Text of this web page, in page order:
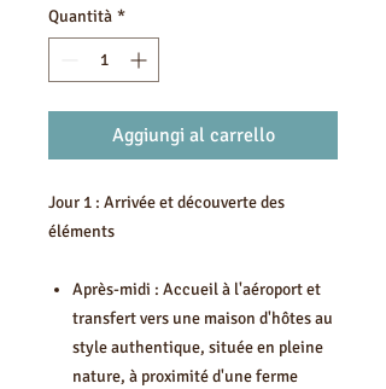
Quantità *
Aggiungi al carrello
Jour 1 : Arrivée et découverte des
éléments
Après-midi : Accueil à l'aéroport et
transfert vers une maison d'hôtes au
style authentique, située en pleine
nature, à proximité d'une ferme